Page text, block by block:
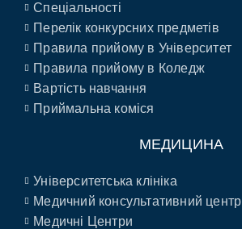
Спеціальності
Перелік конкурсних предметів
Правила прийому в Університет
Правила прийому в Коледж
Вартість навчання
Приймальна коміся
МЕДИЦИНА
Університетська клініка
Медичний консультативний центр
Медичні Центри